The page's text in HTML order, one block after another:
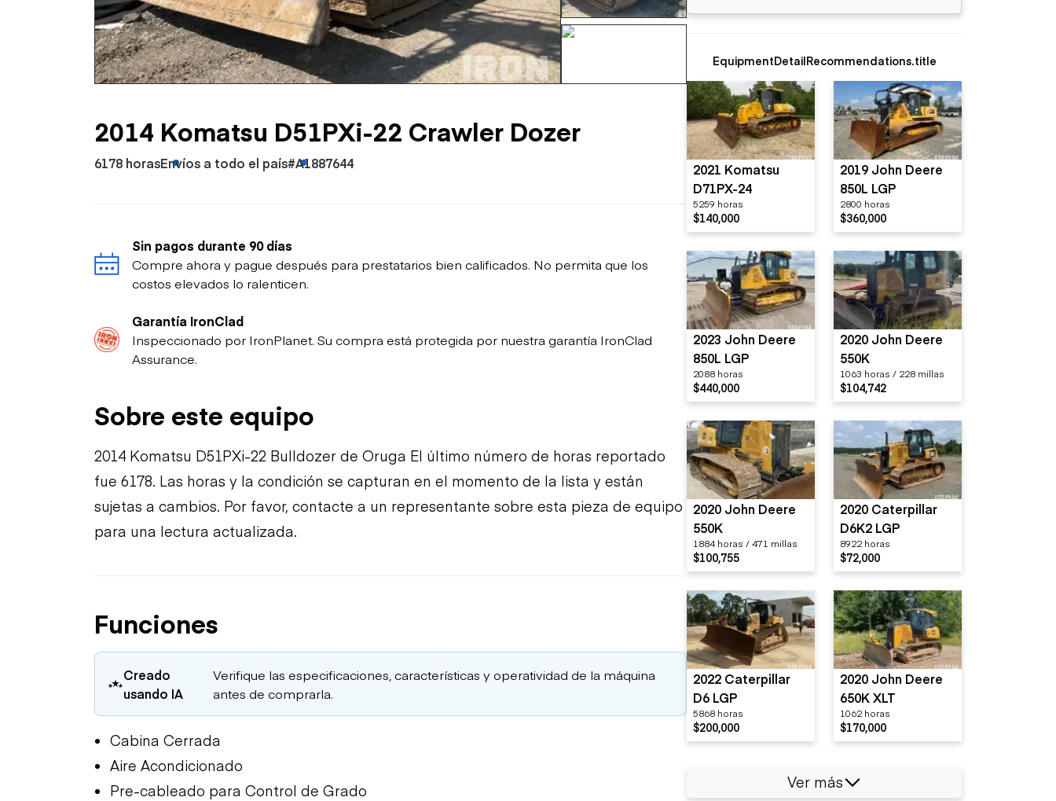
Petróleo y gas
Excavadoras
Motoniveladoras
Minicargadoras
Omitir cargadores
Raspadores
Trailers
Remolques volcados
Remolques de
plataforma
Remolques de troncos
2014 Komatsu D51PXi-22 Crawler Dozer
6178 horasEnvíos a todo el país#A1887644
Sin pagos durante 90 días
Compre ahora y pague después para prestatarios bien calificados. No permita que los
costos elevados lo ralenticen.
Garantía IronClad
Inspeccionado por IronPlanet. Su compra está protegida por nuestra garantía IronClad
Assurance.
Sobre este equipo
2014 Komatsu D51PXi-22 Bulldozer de Oruga El último número de horas reportado
fue 6178. Las horas y la condición se capturan en el momento de la lista y están
sujetas a cambios. Por favor, contacte a un representante sobre esta pieza de equipo
para una lectura actualizada.
Funciones
Creado
usando IA
Verifique las especificaciones, características y operatividad de la máquina
antes de comprarla.
Cabina Cerrada
Aire Acondicionado
Pre-cableado para Control de Grado
EquipmentDetailRecommendations.title
2021 Komatsu
D71PX-24
5259 horas
$140,000
2019 John Deere
850L LGP
2800 horas
$360,000
2023 John Deere
850L LGP
2088 horas
$440,000
2020 John Deere
550K
1063 horas / 228 millas
$104,742
2020 John Deere
550K
1884 horas / 471 millas
$100,755
2020 Caterpillar
D6K2 LGP
8922 horas
$72,000
2022 Caterpillar
D6 LGP
5868 horas
$200,000
2020 John Deere
650K XLT
1062 horas
$170,000
Ver más